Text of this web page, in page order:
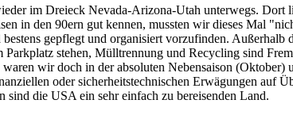
im Dreieck Nevada-Arizona-Utah unterwegs. Dort
in den 90ern gut kennen, mussten wir dieses Mal
gepflegt und organisiert vorzufinden.
stehen, Mülltrennung und Recycling sind
wir doch in der absoluten Nebensaison
oder sicherheitstechnischen Erwägungen auf
die USA ein sehr einfach zu bereisenden Land.